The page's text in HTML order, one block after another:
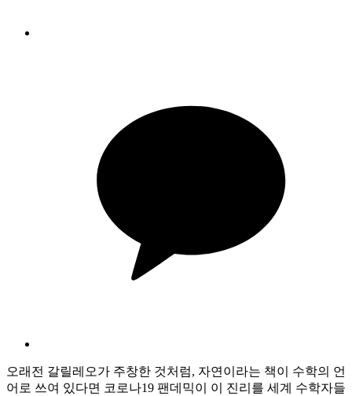
오래전 갈릴레오가 주창한 것처럼, 자연이라는 책이 수학의 언
어로 쓰여 있다면 코로나19 팬데믹이 이 진리를 세계 수학자들